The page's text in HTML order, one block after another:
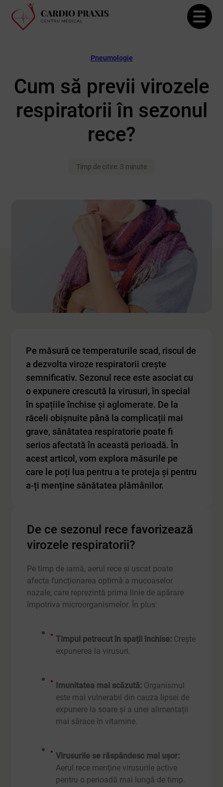
Pneumologie
Cum să previi virozele
respiratorii în sezonul
rece?
Timp de citire: 3 minute
Pe măsură ce temperaturile scad, riscul de
a dezvolta viroze respiratorii crește
semnificativ. Sezonul rece este asociat cu
o expunere crescută la virusuri, în special
în spațiile închise și aglomerate. De la
răceli obișnuite până la complicații mai
grave, sănătatea respiratorie poate fi
serios afectată în această perioadă. În
acest articol, vom explora măsurile pe
care le poți lua pentru a te proteja și pentru
a-ți menține sănătatea plămânilor.
De ce sezonul rece favorizează
virozele respiratorii?
Pe timp de iarnă, aerul rece și uscat poate
afecta funcționarea optimă a mucoaselor
nazale, care reprezintă prima linie de apărare
împotriva microorganismelor. În plus:
Timpul petrecut în spații închise: Crește
expunerea la virusuri.
Imunitatea mai scăzută: Organismul
este mai vulnerabil din cauza lipsei de
expunere la soare și a unei alimentații
mai sărace în vitamine.
Virusurile se răspândesc mai ușor:
Aerul rece menține virusurile active
pentru o perioadă mai lungă de timp.